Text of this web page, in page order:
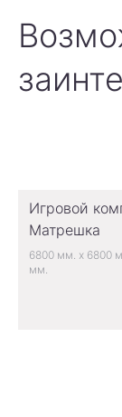
Игровой
Матрешка
6800 мм. x 6800
мм.